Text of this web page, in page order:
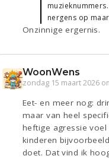
nergens op
Onzinnige ergernis.
WoonWens
zondag 15 maart 2026
Eet- en meer nog:
maar van heel
heftige agressie
kinderen
doet. Dat vind ik